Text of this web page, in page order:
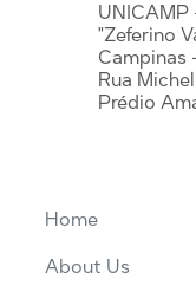
"Zeferino
Campinas
Rua
Prédio
Home
About Us